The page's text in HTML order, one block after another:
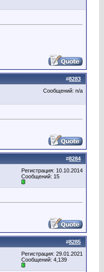
#8283
Сообщений: n/a
#8284
Регистрация: 10.10.2014
Сообщений: 15
#8285
Регистрация: 29.01.2021
Сообщений: 4,139